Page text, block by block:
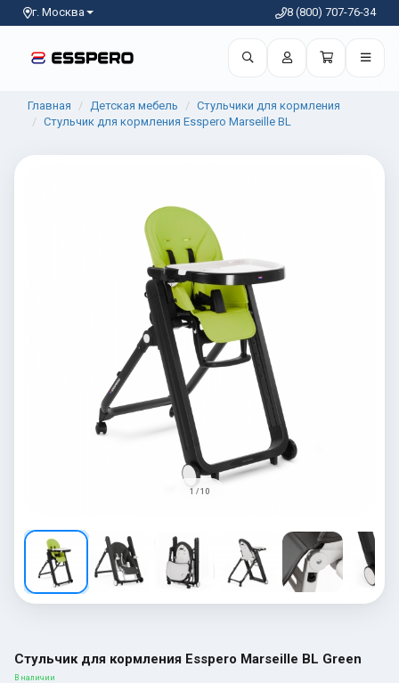
г. Москва 8 (800) 707-76-34
Главная Детская мебель
Стульчики для кормления
Стульчик для кормления Esspero Marseille BL
1 / 10
Стульчик для кормления Esspero Marseille BL Green
В наличии